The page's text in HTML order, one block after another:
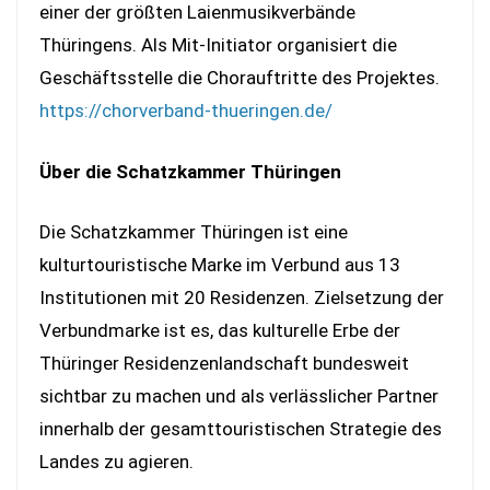
einer der größten Laienmusikverbände
Thüringens. Als Mit-Initiator organisiert die
Geschäftsstelle die Chorauftritte des Projektes.
https://chorverband-thueringen.de/
Über die Schatzkammer Thüringen
Die Schatzkammer Thüringen ist eine
kulturtouristische Marke im Verbund aus 13
Institutionen mit 20 Residenzen. Zielsetzung der
Verbundmarke ist es, das kulturelle Erbe der
Thüringer Residenzenlandschaft bundesweit
sichtbar zu machen und als verlässlicher Partner
innerhalb der gesamttouristischen Strategie des
Landes zu agieren.